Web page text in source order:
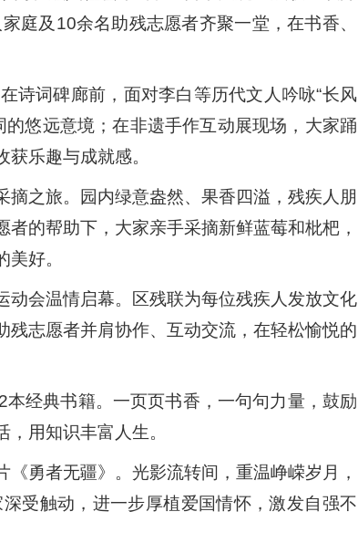
庭及10余名助残志愿者齐聚一堂，在书香、
诗词碑廊前，面对李白等历代文人吟咏“长风
悠远意境；在非遗手作互动展现场，大家踊
乐趣与成就感。
之旅。园内绿意盎然、果香四溢，残疾人朋
的帮助下，大家亲手采摘新鲜蓝莓和枇杷，
好。
会温情启幕。区残联为每位残疾人发放文化
志愿者并肩协作、互动交流，在轻松愉悦的
经典书籍。一页页书香，一句句力量，鼓励
用知识丰富人生。
勇者无疆》。光影流转间，重温峥嵘岁月，
受触动，进一步厚植爱国情怀，激发自强不